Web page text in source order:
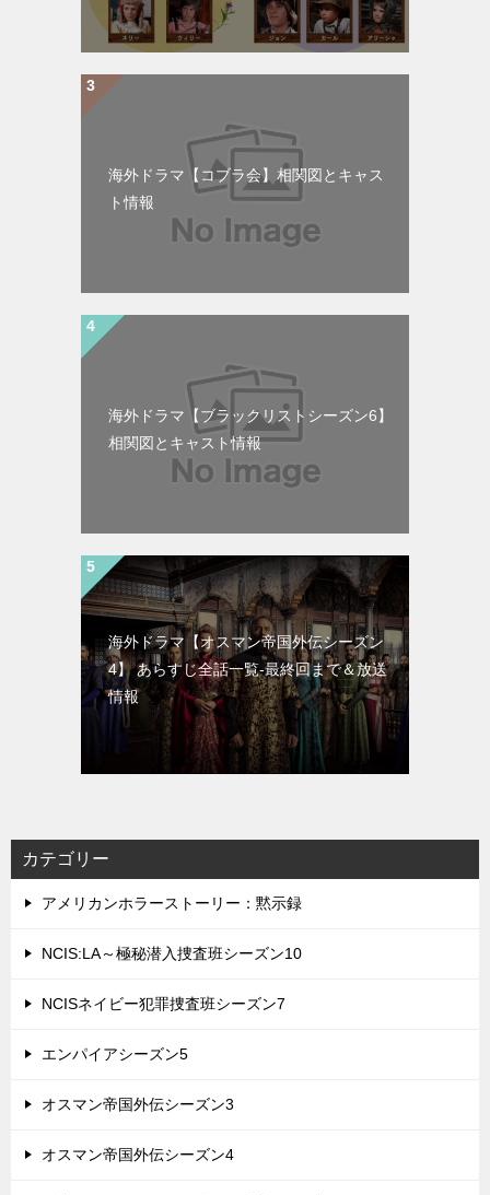
海外ドラマ【コブラ会】相関図とキャス
ト情報
海外ドラマ【ブラックリストシーズン6】
相関図とキャスト情報
海外ドラマ【オスマン帝国外伝シーズン
4】 あらすじ全話一覧-最終回まで＆放送
情報
カテゴリー
アメリカンホラーストーリー：黙示録
NCIS:LA～極秘潜入捜査班シーズン10
NCISネイビー犯罪捜査班シーズン7
エンパイアシーズン5
オスマン帝国外伝シーズン3
オスマン帝国外伝シーズン4